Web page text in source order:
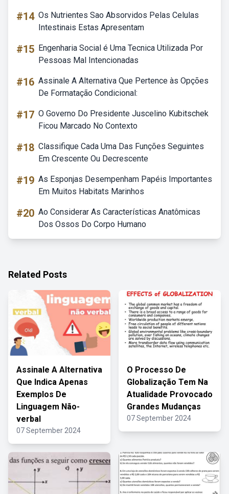
#14 Os Nutrientes Sao Absorvidos Pelas Celulas
Intestinais Estas Apresentam
#15 Engenharia Social é Uma Tecnica Utilizada Por
Pessoas Mal Intencionadas
#16 Assinale A Alternativa Que Pertence às Opções
De Formatação Condicional:
#17 O Governo Do Presidente Juscelino Kubitschek
Ficou Marcado No Contexto
#18 Classifique Cada Uma Das Funções Seguintes
Em Crescente Ou Decrescente
#19 As Esponjas Desempenham Papéis Importantes
Em Muitos Habitats Marinhos
#20 Ao Considerar As Características Anatômicas
Dos Ossos Do Corpo Humano
Related Posts
Assinale A Alternativa
Que Indica Apenas
Exemplos De
Linguagem Não-
verbal
07 September 2024
O Processo De
Globalização Tem Na
Atualidade Provocado
Grandes Mudanças
07 September 2024